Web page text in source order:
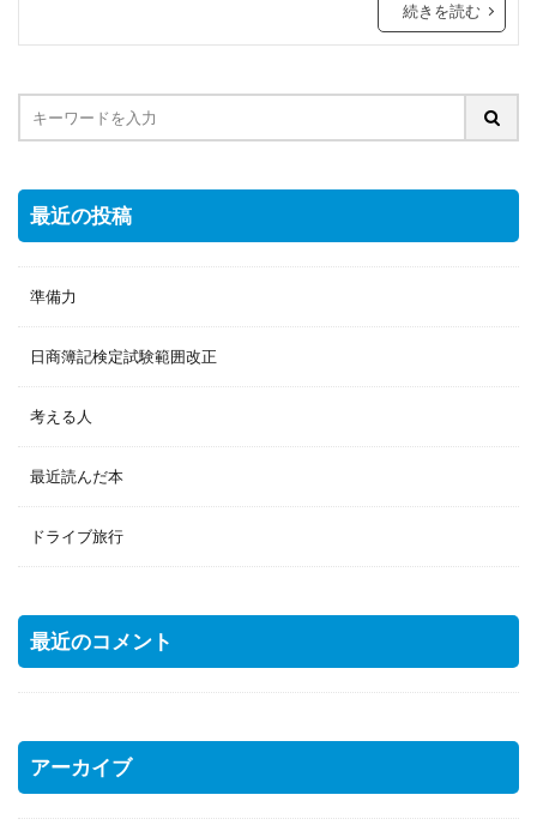
続きを読む
最近の投稿
準備力
日商簿記検定試験範囲改正
考える人
最近読んだ本
ドライブ旅行
最近のコメント
アーカイブ